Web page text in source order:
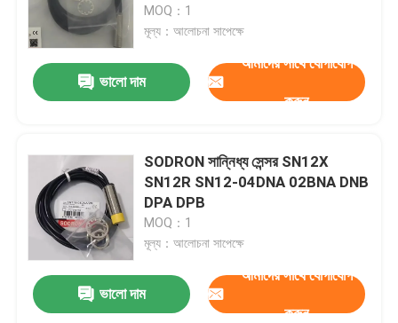
MOQ：1
মূল্য：আলোচনা সাপেক্ষে
ভালো দাম
আমাদের সাথে যোগাযোগ
করুন
SODRON সান্নিধ্য সেন্সর SN12X
SN12R SN12-04DNA 02BNA DNB
DPA DPB
MOQ：1
মূল্য：আলোচনা সাপেক্ষে
ভালো দাম
আমাদের সাথে যোগাযোগ
করুন